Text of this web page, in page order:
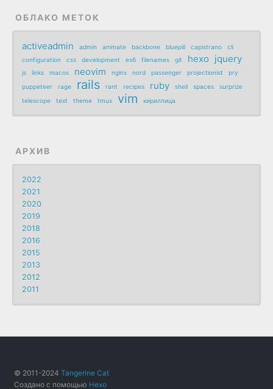
ОБЛАКО МЕТОК
activeadmin admin animate backbone bluepill capistrano
cli
configuration
css development es6 filenames git hexo jquery
js links macos neovim nginx nord passenger projectionist
pry
puppeteer
rage rails rant recipes ruby shell spaces
surprize
telescope
text theme tmux vim кириллица
АРХИВ
2022
2021
2020
2019
2018
2016
2015
2013
2012
2011
© 2011-2024Tangerine Cat
Создано с помощью Hexo